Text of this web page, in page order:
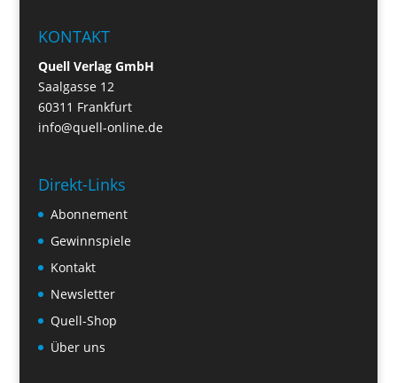
KONTAKT
Quell Verlag GmbH
Saalgasse 12
60311 Frankfurt
info@quell-online.de
Direkt-Links
Abonnement
Gewinnspiele
Kontakt
Newsletter
Quell-Shop
Über uns